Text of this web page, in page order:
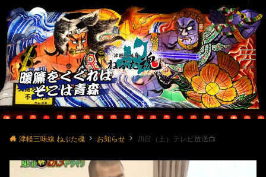
Menu
津軽三味線 ねぶた魂 お知らせ 28日（土）テレビ放送📺